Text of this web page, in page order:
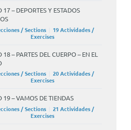
17 – DEPORTES Y ESTADOS
/ Sections
19 Actividades /
Exercises
– PARTES DEL CUERPO – EN EL
/ Sections
20 Actividades /
Exercises
19 – VAMOS DE TIENDAS
/ Sections
21 Actividades /
Exercises